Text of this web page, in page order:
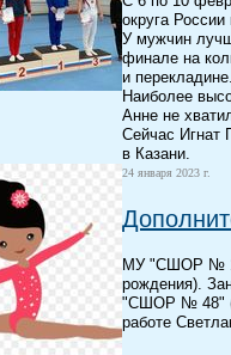
округа России
У мужчин
финале на
и перекладине.
Наиболее
Анне не
Сейчас Игнат
в Казани.
24 января 2023 г.
МУ "СШОР № 1"
рождения).
"СШОР № 48"
работе